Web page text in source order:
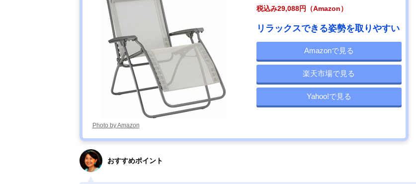
Photo by Amazon
税込み29,088円（Amazon）
リラックスできる姿勢を取りやすい
Amazonで見る
楽天市場で見る
Yahoo!で見る
おすすめポイント